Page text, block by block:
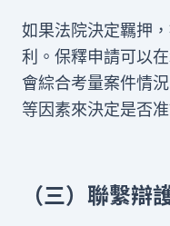
如果法院決定羈押
利。保釋申請可以
會綜合考量案件情
等因素來決定是否
（三）聯繫辯